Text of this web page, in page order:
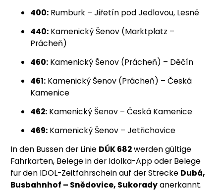
400: Rumburk – Jiřetín pod Jedlovou, Lesné
440: Kamenický Šenov (Marktplatz –
Prácheň)
460: Kamenický Šenov (Prácheň) – Děčín
461: Kamenický Šenov (Prácheň) – Česká
Kamenice
462: Kamenický Šenov – Česká Kamenice
469: Kamenický Šenov – Jetřichovice
In den Bussen der Linie DÚK 682werden gültige
Fahrkarten, Belege in der Idolka-App oder Belege
für den IDOL-Zeitfahrschein auf der Strecke Dubá,
Busbahnhof – Snědovice, Sukoradyanerkannt.